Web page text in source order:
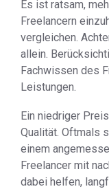
Es ist ratsam,
Freelancern
vergleichen.
allein.
Fachwissen des
Leistungen.
Ein niedriger
Qualität. Oftmals
einem
Freelancer mit
dabei helfen,